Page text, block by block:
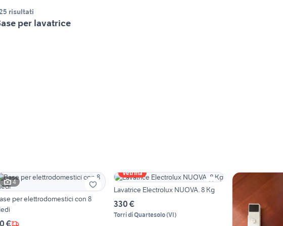
risultati
per lavatrice
4
per elettrodomestici con 8
€
Vetrina
Lavatrice Electrolux NUOVA. 8 Kg
330 €
Torri di Quartesolo(VI)